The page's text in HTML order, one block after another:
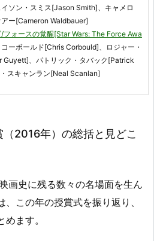
ソン・スミス[Jason Smith]、キャメロ
ー[Cameron Waldbauer]
フォースの覚醒[Star Wars: The Force Awa
ーボールド[Chris Corbould]、ロジャー・
Guyett]、パトリック・タバック[Patrick
スキャンラン[Neal Scanlan]
2016年）の総括と見どこ
画史に残る数々の名場面を生ん
この年の授賞式を振り返り、
ます。